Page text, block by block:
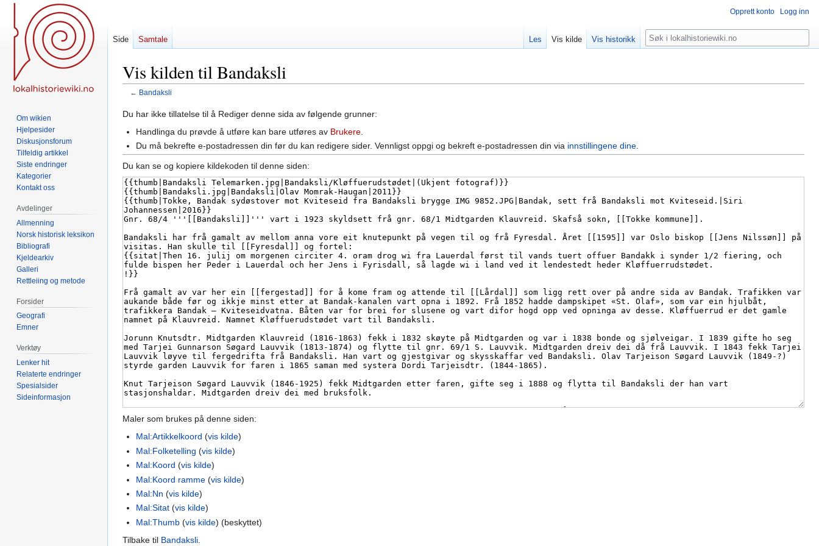
Vis kilden til Bandaksli
← Bandaksli
Hopp
navigering
Hopp
Du har ikke tillatelse til å Rediger denne sida av følgende grunner:
Handlinga du prøvde å utføre kan bare utføres av Brukere
Du må bekrefte e-postadressen din før du kan redigere sider. Vennligst oppgi og bekreft e-postadressen din via innstillingene dine
Du kan se og kopiere kildekoden til denne siden:
Maler som brukes på denne siden:
Mal:Artikkelkoord (vis kilde)
Mal:Folketelling (vis kilde)
Mal:Koord (vis kilde)
Mal:Koord ramme (vis kilde)
Mal:Nn (vis kilde)
Mal:Sitat (vis kilde)
Mal:Thumb (vis kilde) (beskyttet)
Tilbake til Bandaksli
Opprett konto Logg inn
Side Samtale Les Vis kilde Vis historikk Søk
Om wikien
Hjelpesider
Diskusjonsforum
Tilfeldig artikkel
Siste endringer
Kategorier
Kontakt oss
Avdelinger
Allmenning
Norsk historisk leksikon
Bibliografi
Kjeldearkiv
Galleri
Rettleiing og metode
Forsider
Geografi
Emner
Verktøy
Lenker hit
Relaterte endringer
Spesialsider
Sideinformasjon